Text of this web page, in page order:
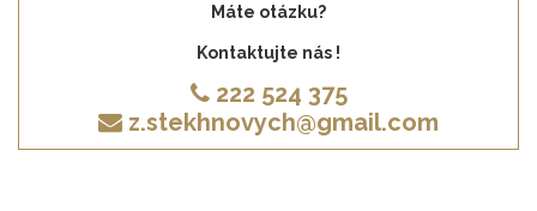
Máte otázku?
Kontaktujte nás !
222 524 375
z.stekhnovych@gmail.com